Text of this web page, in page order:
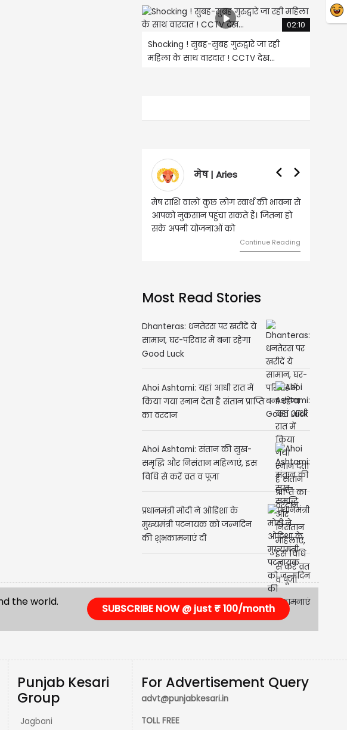
02:10
Shocking ! सुबह-सुबह गुरुद्वारे जा रही
महिला के साथ वारदात ! CCTV देख...
मेष | Aries
मेष राशि वालों कुछ लोग स्वार्थ की भावना से
आपको नुकसान पहुंचा सकते हैं। जितना हो
सके अपनी योजनाओं को
Continue Reading
वृषभ | Taurus
वृष राशि वालों आय के
हुए कार्यों में गति आएगी।
Most Read Stories
Dhanteras: धनतेरस पर खरीदें ये
सामान, घर-परिवार में बना रहेगा
Good Luck
Ahoi Ashtami: यहां आधी रात में
किया गया स्नान देता है संतान प्राप्ति
का वरदान
Ahoi Ashtami: संतान की सुख-
समृद्धि और निसंतान महिलाएं, इस
विधि से करें व्रत व पूजा
प्रधानमंत्री मोदी ने ओडिशा के
मुख्यमंत्री पटनायक को जन्मदिन
की शुभकामनाएं दीं
the world.
SUBSCRIBE NOW @ just ₹ 100/month
Punjab Kesari
Group
Jagbani
For Advertisement Query
advt@punjabkesari.in
TOLL FREE